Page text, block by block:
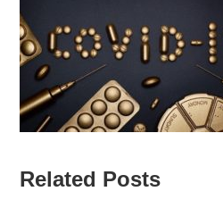
Related Posts